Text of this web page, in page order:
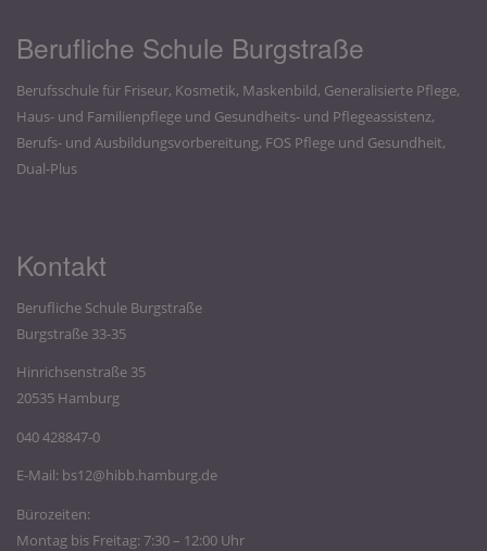
Berufliche Schule Burgstraße
Berufsschule für Friseur, Kosmetik, Maskenbild, Generalisierte Pflege,
Haus- und Familienpflege und Gesundheits- und Pflegeassistenz,
Berufs- und Ausbildungsvorbereitung, FOS Pflege und Gesundheit,
Dual-Plus
Kontakt
Berufliche Schule Burgstraße
Burgstraße 33-35
Hinrichsenstraße 35
20535 Hamburg
040 428847-0
E-Mail: bs12@hibb.hamburg.de
Bürozeiten:
Montag bis Freitag: 7:30 – 12:00 Uhr